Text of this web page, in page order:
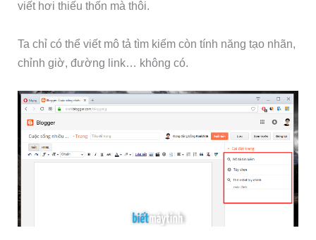
viết hơi thiếu thốn mà thôi.
Ta chỉ có thể viết mô tả tìm kiếm còn tính năng tạo nhãn,
chỉnh giờ, đường link… không có.